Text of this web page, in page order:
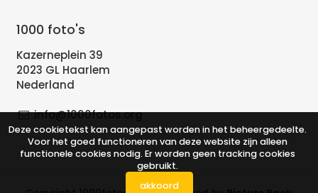
1000 foto's
Kazerneplein 39
2023 GL Haarlem
Nederland
info@1000fotos.org
Deze cookietekst kan aangepast worden in het beheergedeelte.
Voor het goed functioneren van deze website zijn alleen
functionele cookies nodig. Er worden geen tracking cookies
gebruikt.
akkoord